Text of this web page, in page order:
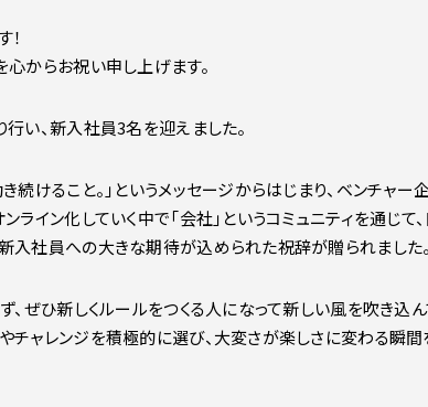
心からお祝い申し上げます。
い、新入社員3名を迎えました。
続けること。」というメッセージからはじまり、ベンチャ
ライン化していく中で「会社」というコミュニティを通じて
入社員への大きな期待が込められた祝辞が贈られました。
ぜひ新しくルールをつくる人になって新しい風を吹き込ん
ャレンジを積極的に選び、大変さが楽しさに変わる瞬間